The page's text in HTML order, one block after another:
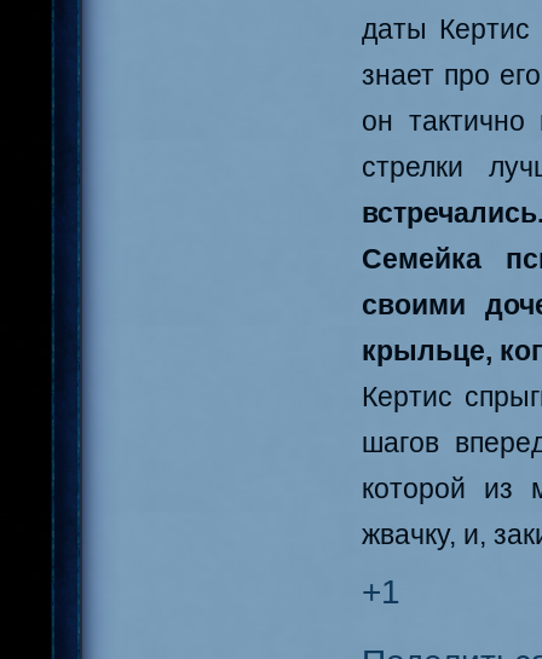
даты Кертис
знает про
он
стрелки
Семейка
своими
крыльце,
Кертис
шагов
которой из
жвачку, и,
+1